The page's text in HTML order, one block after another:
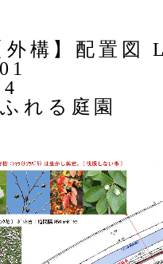
構】配置図
れる庭園